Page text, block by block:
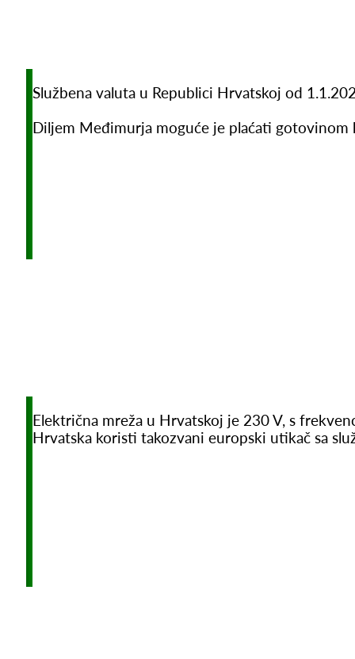
Službena valuta u Republici Hrvatskoj od
Diljem Međimurja moguće je plaćati
Električna mreža u Hrvatskoj je 230 V, s
Hrvatska koristi takozvani europski utikač sa